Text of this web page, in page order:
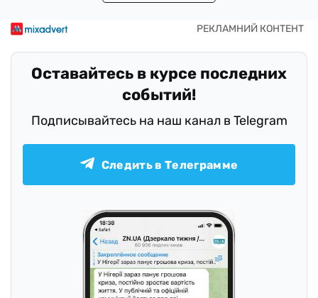
Оставайтесь в курсе последних
событий!
Подписывайтесь на наш канал в Telegram
Следить в Телеграмме